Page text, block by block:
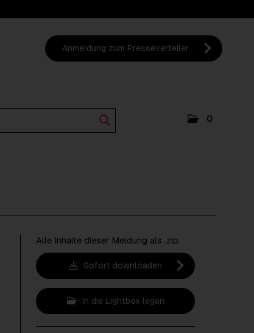
Anmeldung zum Presseverteiler
0
Alle Inhalte dieser Meldung als .zip:
Sofort downloaden
In die Lightbox legen